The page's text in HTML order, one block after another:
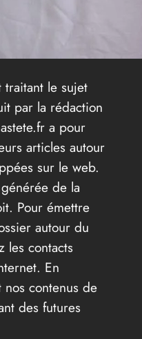
le sujet
par la rédaction
a pour
articles autour
sur le web.
de la
Pour émettre
autour du
les contacts
En
contenus de
des futures